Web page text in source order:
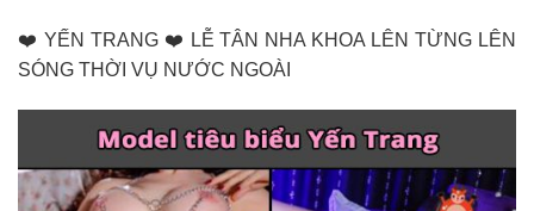
❤️ YẾN TRANG ❤️ LỄ TÂN NHA KHOA LÊN TỪNG LÊN
SÓNG THỜI VỤ NƯỚC NGOÀI